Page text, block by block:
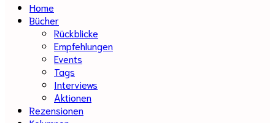
Home
Bücher
Rückblicke
Empfehlungen
Events
Tags
Interviews
Aktionen
Rezensionen